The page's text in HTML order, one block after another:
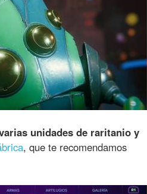
unidades de raritanio y
, que te recomendamos